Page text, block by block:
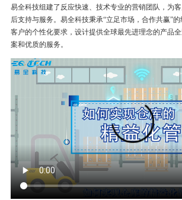
易全科技组建了反应快速、技术专业的营销团队，为
后支持与服务。易全科技秉承“立足市场，合作共赢”
客户的个性化要求，设计提供全球最先进理念的产品
案和优质的服务。